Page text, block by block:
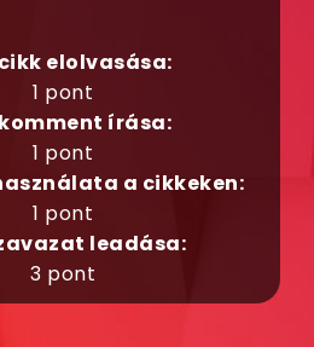
elolvasása:
1 pont
írása:
1 pont
a cikkeken:
1 pont
leadása:
3 pont